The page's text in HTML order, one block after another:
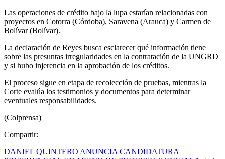
Las operaciones de crédito bajo la lupa estarían relacionadas con
proyectos en Cotorra (Córdoba), Saravena (Arauca) y Carmen de
Bolívar (Bolívar).
La declaración de Reyes busca esclarecer qué información tiene
sobre las presuntas irregularidades en la contratación de la UNGRD
y si hubo injerencia en la aprobación de los créditos.
El proceso sigue en etapa de recolección de pruebas, mientras la
Corte evalúa los testimonios y documentos para determinar
eventuales responsabilidades.
(Colprensa)
Compartir:
DANIEL QUINTERO ANUNCIA CANDIDATURA